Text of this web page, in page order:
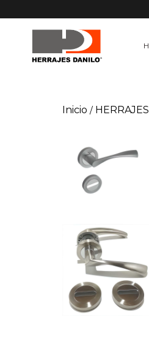
Inicio / HERRAJES